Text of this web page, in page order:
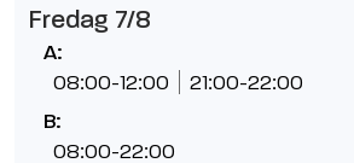
Fredag 7/8
A:
08:00-12:00 21:00-22:00
B:
08:00-22:00